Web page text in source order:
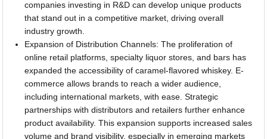
companies investing in R&D can develop unique products
that stand out in a competitive market, driving overall
industry growth.
Expansion of Distribution Channels: The proliferation of
online retail platforms, specialty liquor stores, and bars has
expanded the accessibility of caramel-flavored whiskey. E-
commerce allows brands to reach a wider audience,
including international markets, with ease. Strategic
partnerships with distributors and retailers further enhance
product availability. This expansion supports increased sales
volume and brand visibility, especially in emerging markets